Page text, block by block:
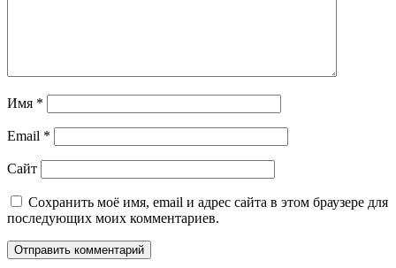
Имя *
Email *
Сайт
Сохранить моё имя, email и адрес сайта в этом браузере для
последующих моих комментариев.